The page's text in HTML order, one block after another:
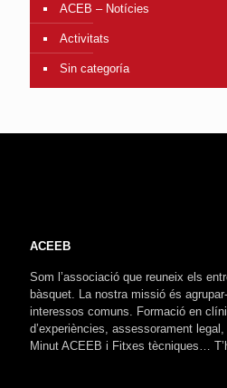
ACEB – Notícies
Activitats
Sin categoría
ACEEB
Som l’associació que reuneix els
bàsquet. La nostra missió és
interessos comuns. Formació en
d’experiències, assessorament
Minut ACEEB i Fitxes tècniques…